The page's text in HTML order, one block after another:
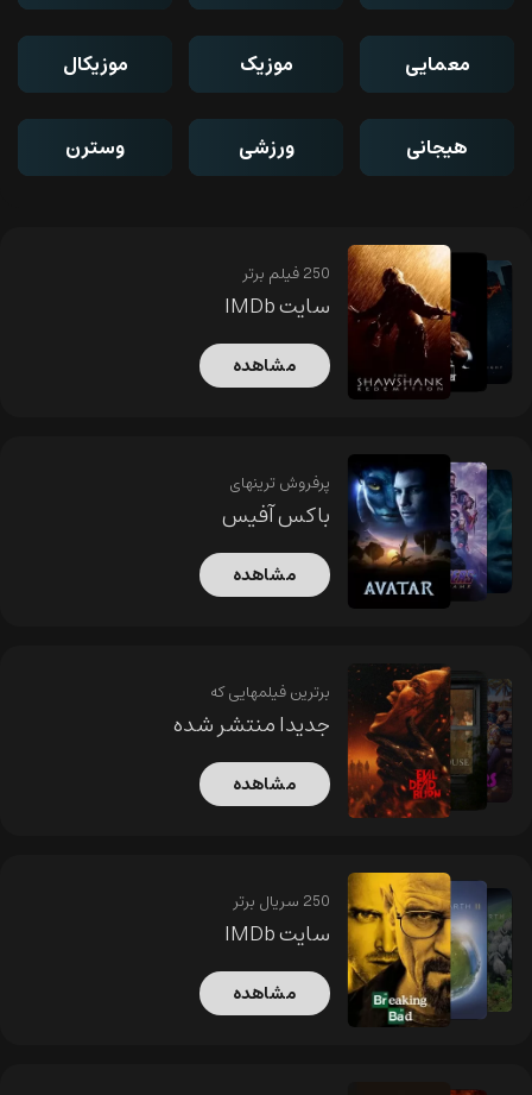
معمایی موزیک موزیکال
هیجانی ورزشی وسترن
250 فیلم برتر
سایت IMDb
مشاهده
پرفروش ترینهای
باکس آفیس
مشاهده
برترین فیلمهایی که
جدیدا منتشر شده
مشاهده
250 سریال برتر
سایت IMDb
مشاهده